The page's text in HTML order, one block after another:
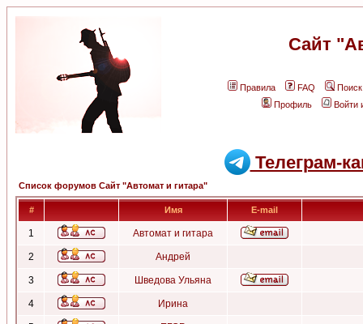
Сайт
Правила FAQ
Поиск
Профиль
Войти
Телеграм-
Список форумов Сайт "Автомат и гитара"
# Имя E-mail
1 Автомат и гитара
2 Андрей
3 Шведова Ульяна
4 Ирина